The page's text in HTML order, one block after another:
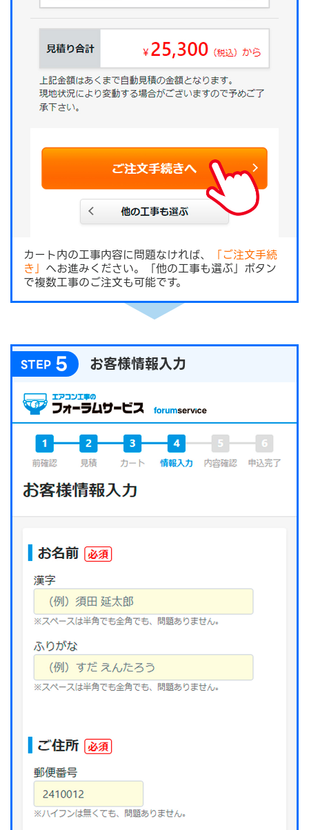
カート内の工事内容に問題なければ、
「ご注文手続
き」 へお進みください。「他の工事も選ぶ」ボタン
で複数工事のご注文も可能です。
STEP 5 お客様情報入力